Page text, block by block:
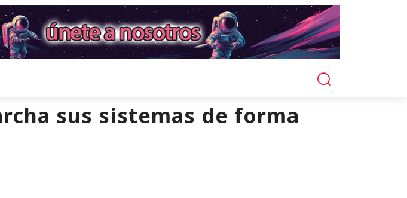
sus sistemas de forma